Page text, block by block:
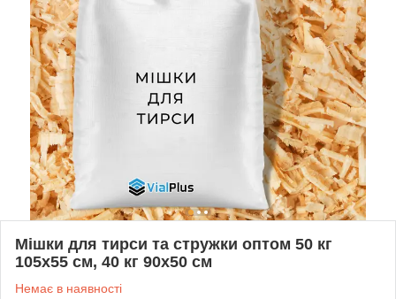
Мішки для тирси та стружки оптом 50 кг
105х55 см, 40 кг 90х50 см
Немає в наявності